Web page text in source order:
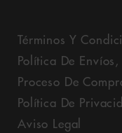
Términos Y
Política De
Proceso De
Política De
Aviso Legal